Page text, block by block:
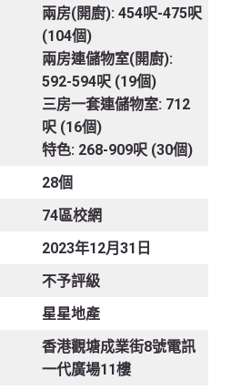
兩房(開廚): 454呎-475呎
(104個)
兩房連儲物室(開廚):
592-594呎 (19個)
三房一套連儲物室: 712
呎 (16個)
特色: 268-909呎 (30個)
28個
74區校網
2023年12月31日
不予評級
星星地產
香港觀塘成業街8號電訊
一代廣場11樓